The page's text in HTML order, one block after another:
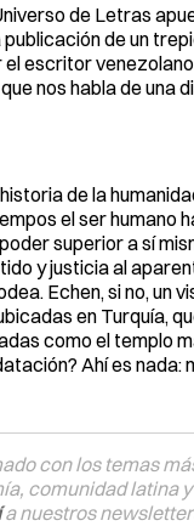
de Letras
de un
escritor
nos habla de una
de la
el ser humano
superior a sí
y justicia al
Echen, si no, un
en Turquía,
como el templo
Ahí es nada:
con los temas
comunidad latina y
a nuestros